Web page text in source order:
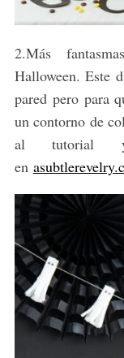
2.Más
Halloween. Este
pared pero para
un contorno de
al tutorial y
en